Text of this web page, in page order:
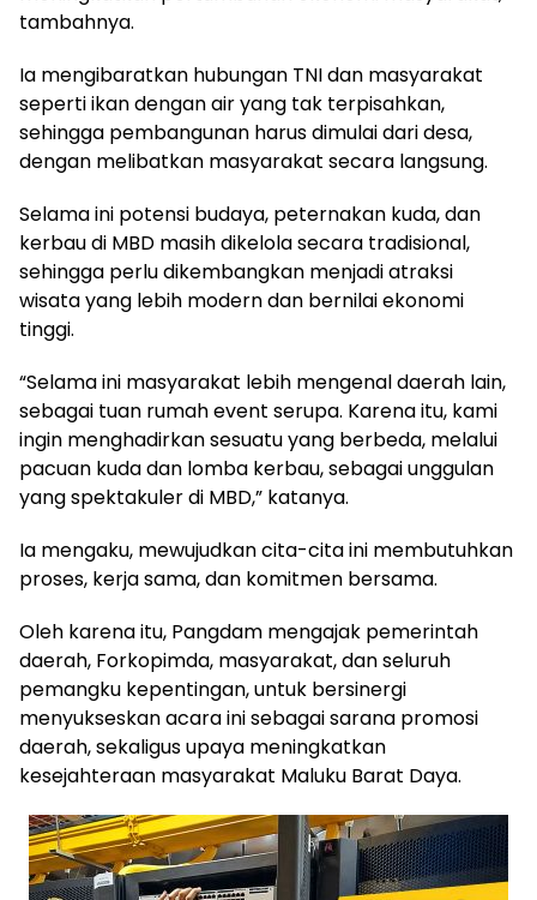
tambahnya.
Ia mengibaratkan hubungan TNI dan masyarakat
seperti ikan dengan air yang tak terpisahkan,
sehingga pembangunan harus dimulai dari desa,
dengan melibatkan masyarakat secara langsung.
Selama ini potensi budaya, peternakan kuda, dan
kerbau di MBD masih dikelola secara tradisional,
sehingga perlu dikembangkan menjadi atraksi
wisata yang lebih modern dan bernilai ekonomi
tinggi.
“Selama ini masyarakat lebih mengenal daerah lain,
sebagai tuan rumah event serupa. Karena itu, kami
ingin menghadirkan sesuatu yang berbeda, melalui
pacuan kuda dan lomba kerbau, sebagai unggulan
yang spektakuler di MBD,” katanya.
Ia mengaku, mewujudkan cita-cita ini membutuhkan
proses, kerja sama, dan komitmen bersama.
Oleh karena itu, Pangdam mengajak pemerintah
daerah, Forkopimda, masyarakat, dan seluruh
pemangku kepentingan, untuk bersinergi
menyukseskan acara ini sebagai sarana promosi
daerah, sekaligus upaya meningkatkan
kesejahteraan masyarakat Maluku Barat Daya.